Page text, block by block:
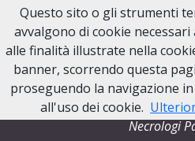
NECROLOGI PADOVA
Necrologi
Questo sito o gli strumenti
avvalgono di cookie
alle finalità illustrate nella
banner, scorrendo questa
proseguendo la navigazione
all'uso dei cookie.